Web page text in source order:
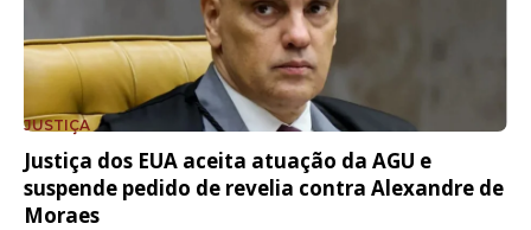
JUSTIÇA
Justiça dos EUA aceita atuação da AGU e
suspende pedido de revelia contra Alexandre de
Moraes